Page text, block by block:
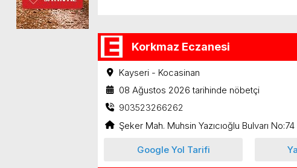
Korkmaz Eczanesi
Kayseri - Kocasinan
08 Ağustos 2026 tarihinde nöbetçi
903523266262
Şeker Mah. Muhsin Yazıcıoğlu Bulvarı No:74
Google Yol Tarifi